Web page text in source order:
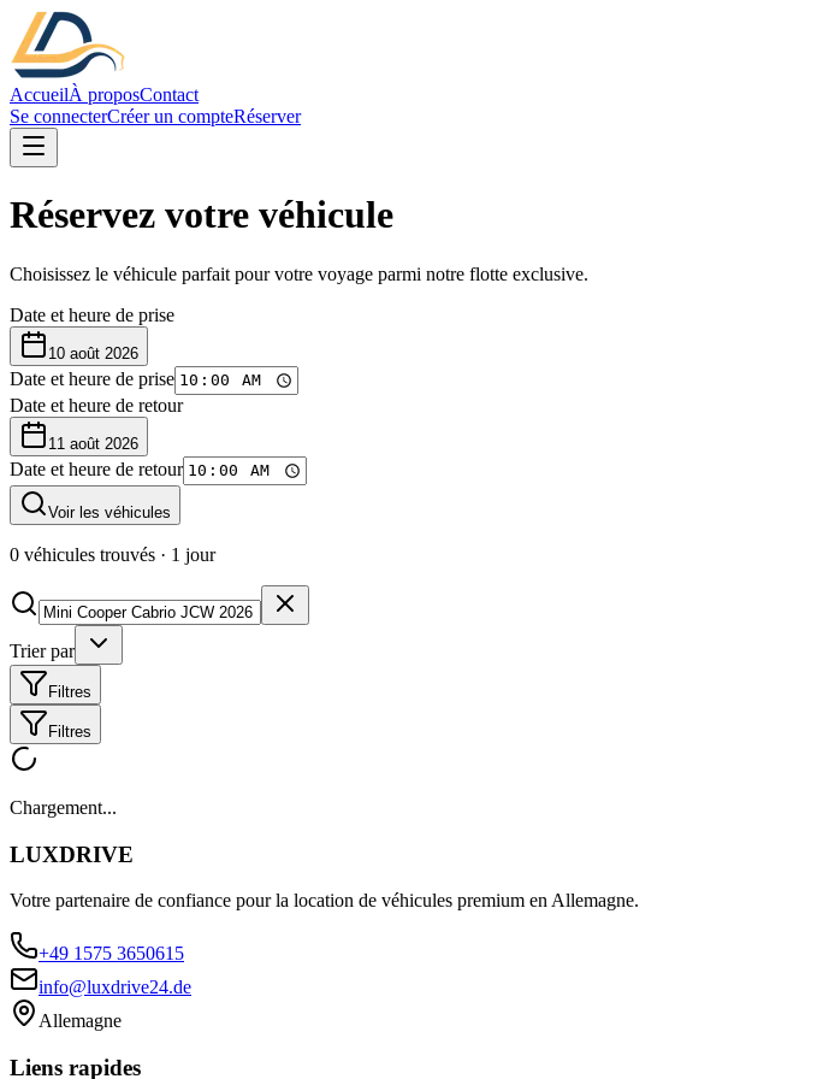
AccueilÀ proposContact
Se connecterCréer un compteRéserver
Réservez votre véhicule
Choisissez le véhicule parfait pour votre voyage parmi notre flotte exclusive.
Date et heure de prise
10 août 2026
Date et heure de prise
Date et heure de retour
11 août 2026
Date et heure de retour
Voir les véhicules
0 véhicules trouvés · 1 jour
Trier par
Filtres
Filtres
Chargement...
LUXDRIVE
Votre partenaire de confiance pour la location de véhicules premium en Allemagne.
+49 1575 3650615
info@luxdrive24.de
Allemagne
Liens rapides